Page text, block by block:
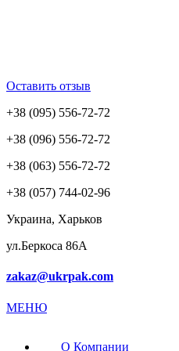
Оставить отзыв
+38 (095) 556-72-72
+38 (096) 556-72-72
+38 (063) 556-72-72
+38 (057) 744-02-96
Украина, Харьков
ул.Беркоса 86А
zakaz@ukrpak.com
МЕНЮ
О Компании